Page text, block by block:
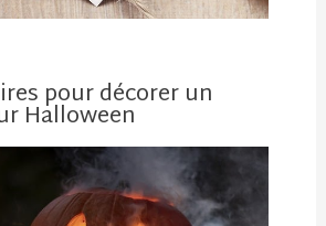
pour décorer un
Halloween